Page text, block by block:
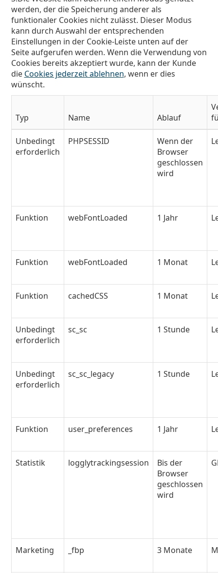
Persol
Prada
Alle Marken
ist offline
werden, der die Speicherung anderer als
funktionaler Cookies nicht zulässt. Dieser Modus
kann durch Auswahl der entsprechenden
Einstellungen in der Cookie-Leiste unten auf der
Seite aufgerufen werden. Wenn die Verwendung von
Cookies bereits akzeptiert wurde, kann der Kunde
die Cookies jederzeit ablehnen, wenn er dies
wünscht.
Typ Name Ablauf
Unbedingt
erforderlich
PHPSESSID
Wenn der
Browser
geschlossen
wird
Funktion webFontLoaded 1 Jahr
Funktion webFontLoaded 1 Monat
Funktion cachedCSS 1 Monat
Unbedingt
erforderlich
sc_sc 1 Stunde
Unbedingt
erforderlich
sc_sc_legacy 1 Stunde
Funktion user_preferences 1 Jahr
Statistik logglytrackingsession
Bis der
Browser
geschlossen
wird
Marketing _fbp 3 Monate